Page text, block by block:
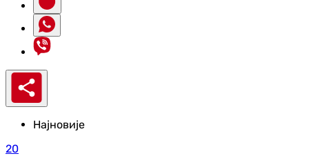
Најновије
20